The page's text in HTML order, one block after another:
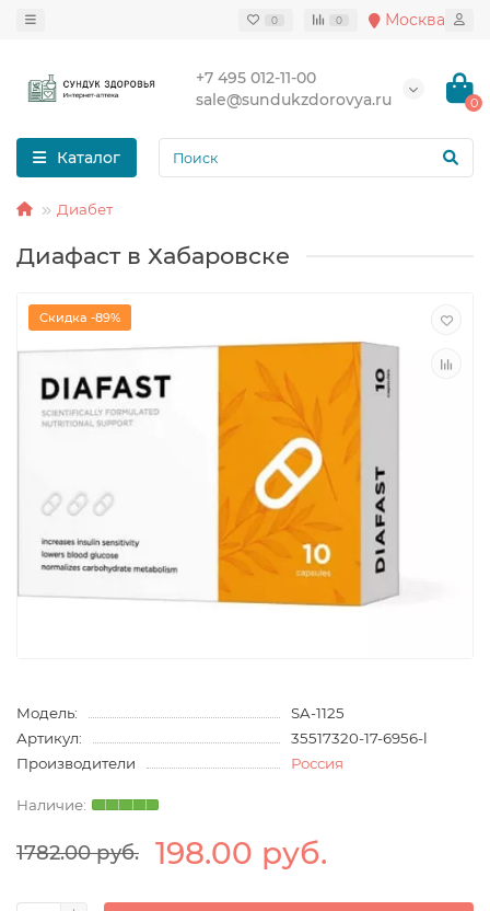
0 0 Москва
+7 495 012-11-00
sale@sundukzdorovya.ru
0
Каталог
Диабет
Диафаст в Хабаровске
Скидка -89%
Модель:
SA-1125
Артикул:
35517320-17-6956-l
Производители
Россия
1782.00 руб. 198.00 руб.